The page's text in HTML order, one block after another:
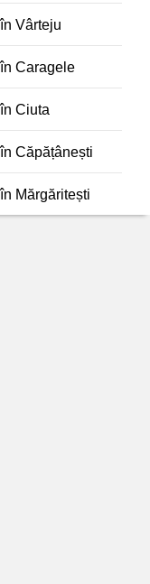
Vârteju
Caragele
Ciuta
Căpățânești
Mărgăritești